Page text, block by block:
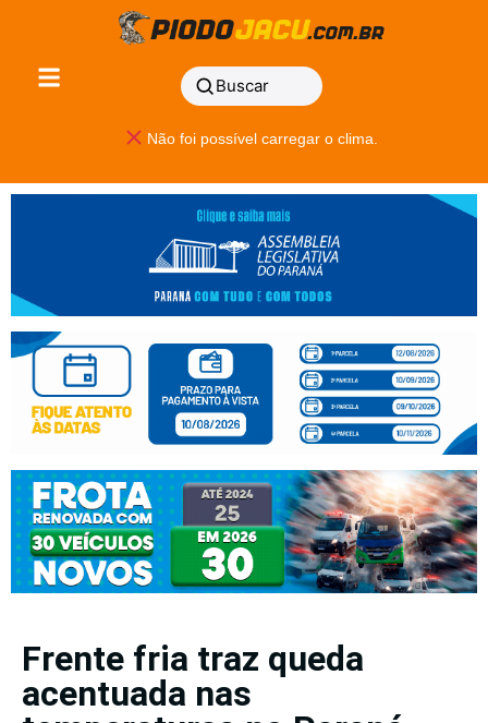
Buscar
Não foi possível carregar o clima.
Frente fria traz queda
acentuada nas